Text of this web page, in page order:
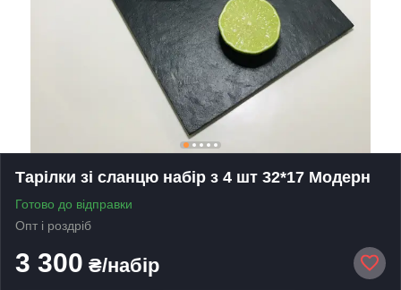
Тарілки зі сланцю набір з 4 шт 32*17 Модерн
Готово до відправки
Опт і роздріб
3 300 ₴/набір